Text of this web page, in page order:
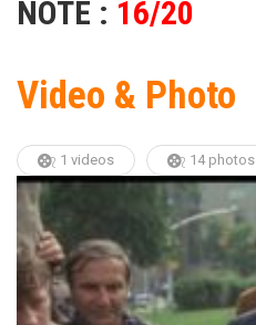
NOTE : 16/20
Video & Photo
1 videos 14 photos